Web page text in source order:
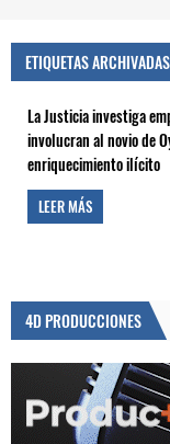
ETIQUETAS
La Justicia investiga
involucran al novio de
enriquecimiento ilícito
LEER MÁS
4D PRODUCCIONES